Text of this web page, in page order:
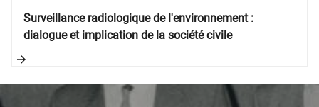
Surveillance radiologique de l'environnement :
dialogue et implication de la société civile